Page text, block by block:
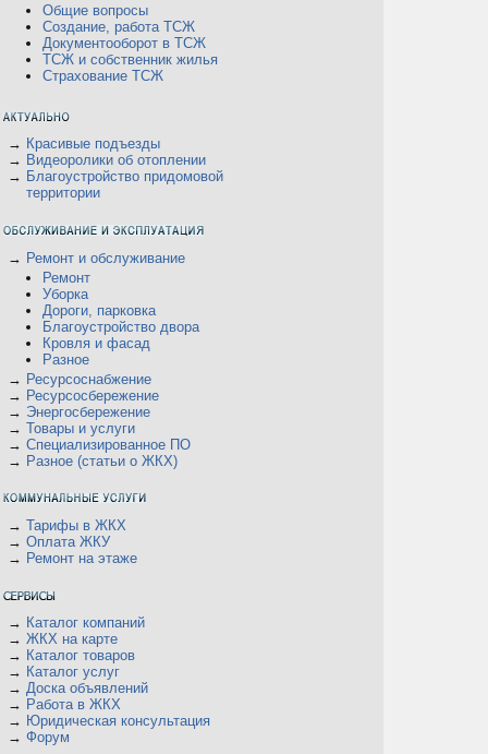
Общие вопросы
Создание, работа ТСЖ
Документооборот в ТСЖ
ТСЖ и собственник жилья
Страхование ТСЖ
→ Красивые подъезды
→ Видеоролики об отоплении
→ Благоустройство придомовой
территории
→ Ремонт и обслуживание
Ремонт
Уборка
Дороги, парковка
Благоустройство двора
Кровля и фасад
Разное
→ Ресурсоснабжение
→ Ресурсосбережение
→ Энергосбережение
→ Товары и услуги
→ Специализированное ПО
→ Разное (статьи о ЖКХ)
→ Тарифы в ЖКХ
→ Оплата ЖКУ
→ Ремонт на этаже
→ Каталог компаний
→ ЖКХ на карте
→ Каталог товаров
→ Каталог услуг
→ Доска объявлений
→ Работа в ЖКХ
→ Юридическая консультация
→ Форум